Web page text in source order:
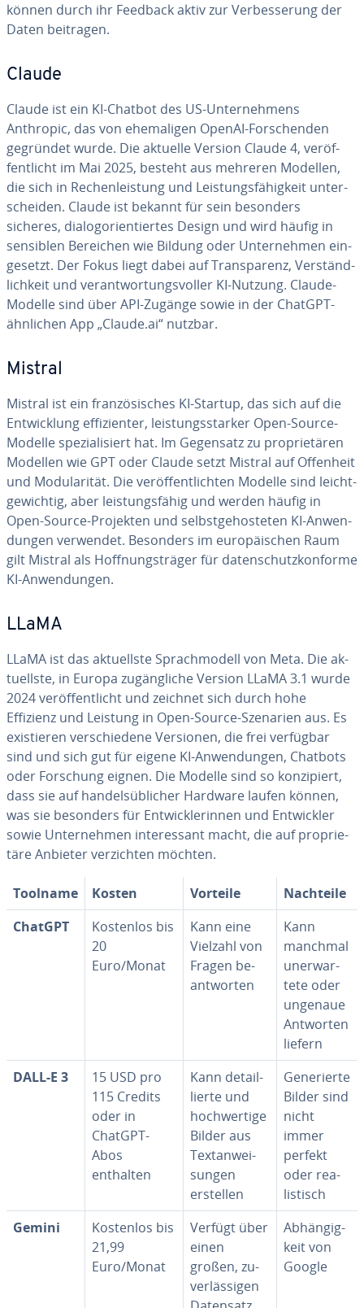
können durch ihr Feedback aktiv zur Ver­bes­se­rung der
Daten beitragen.
Claude
Claude ist ein KI-Chatbot des US-Un­ter­neh­mens
Anthropic, das von ehe­ma­li­gen OpenAI-For­schen­den
gegründet wurde. Die aktuelle Version Claude 4, ver­öf­
fent­licht im Mai 2025, besteht aus mehreren Modellen,
die sich in Re­chen­leis­tung und Leis­tungs­fä­hig­keit un­ter­
schei­den. Claude ist bekannt für sein besonders
sicheres, dia­log­ori­en­tier­tes Design und wird häufig in
sensiblen Bereichen wie Bildung oder Un­ter­neh­men ein­
ge­setzt. Der Fokus liegt dabei auf Trans­pa­renz, Ver­ständ­
lich­keit und ver­ant­wor­tungs­vol­ler KI-Nutzung. Claude-
Modelle sind über API-Zugänge sowie in der ChatGPT-
ähnlichen App „Claude.ai“ nutzbar.
Mistral
Mistral ist ein fran­zö­si­sches KI-Startup, das sich auf die
Ent­wick­lung ef­fi­zi­en­ter, leis­tungs­star­ker Open-Source-
Modelle spe­zia­li­siert hat. Im Gegensatz zu pro­prie­tä­ren
Modellen wie GPT oder Claude setzt Mistral auf Offenheit
und Mo­du­la­ri­tät. Die ver­öf­fent­lich­ten Modelle sind leicht­
ge­wich­tig, aber leis­tungs­fä­hig und werden häufig in
Open-Source-Projekten und selbst­ge­hos­te­ten KI-An­wen­
dun­gen verwendet. Besonders im eu­ro­päi­schen Raum
gilt Mistral als Hoff­nungs­trä­ger für da­ten­schutz­kon­for­me
KI-An­wen­dun­gen.
LLaMA
LLaMA ist das ak­tu­ells­te Sprach­mo­dell von Meta. Die ak­
tu­ells­te, in Europa zu­gäng­li­che Version LLaMA 3.1 wurde
2024 ver­öf­fent­licht und zeichnet sich durch hohe
Effizienz und Leistung in Open-Source-Szenarien aus. Es
exis­tie­ren ver­schie­de­ne Versionen, die frei verfügbar
sind und sich gut für eigene KI-An­wen­dun­gen, Chatbots
oder Forschung eignen. Die Modelle sind so kon­zi­piert,
dass sie auf han­dels­üb­li­cher Hardware laufen können,
was sie besonders für Ent­wick­le­rin­nen und Ent­wick­ler
sowie Un­ter­neh­men in­ter­es­sant macht, die auf pro­prie­
tä­re Anbieter ver­zich­ten möchten.
Toolname Kosten Vorteile
Nachteile
ChatGPT
Kostenlos bis
20
Euro/Monat
Kann eine
Vielzahl von
Fragen be­
ant­wor­ten
Kann
manchmal
un­er­war­
te­te oder
ungenaue
Antworten
liefern
DALL-E 3
15 USD pro
115 Credits
oder in
ChatGPT-
Abos
enthalten
Kann de­tail­
lier­te und
hoch­wer­ti­ge
Bilder aus
Text­an­wei­
sun­gen
erstellen
Ge­ne­rier­te
Bilder sind
nicht
immer
perfekt
oder rea­
lis­tisch
Gemini
Kostenlos bis
21,99
Euro/Monat
Verfügt über
einen
großen, zu­
ver­läs­si­gen
Ab­hän­gig­
keit von
Google